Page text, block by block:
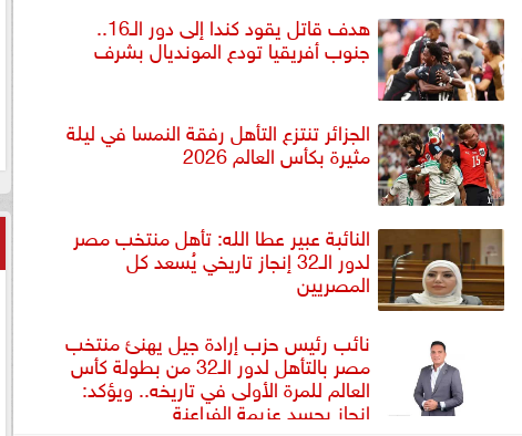
هدف قاتل يقود كندا إلى دور الـ16..
جنوب أفريقيا تودع المونديال بشرف
الجزائر تنتزع التأهل رفقة النمسا في ليلة
مثيرة بكأس العالم 2026
النائبة عبير عطا الله: تأهل منتخب مصر
لدور الـ32 إنجاز تاريخي يُسعد كل
المصريين
نائب رئيس حزب إرادة جيل يهنئ منتخب
مصر بالتأهل لدور الـ32 من بطولة كأس
العالم للمرة الأولى في تاريخه.. ويؤكد:
إنجاز يجسد عزيمة الفراعنة